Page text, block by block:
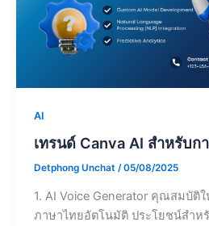
AI
เทรนด์ Canva AI สำหรับก
Detphong Unchat /05/08/2025
1. AI Voice Generator คุณสมบัติใ
ภาษาไทยอัตโนมัติ ประโยชน์สำห